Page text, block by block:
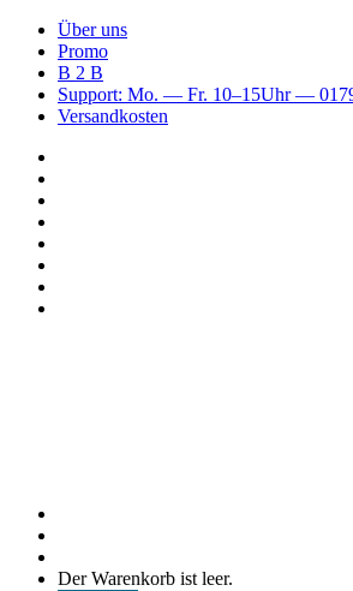
Über uns
Promo
B 2 B
Support: Mo. — Fr. 10–15Uhr —
Versandkosten
Warenkorb
Der Warenkorb ist leer.